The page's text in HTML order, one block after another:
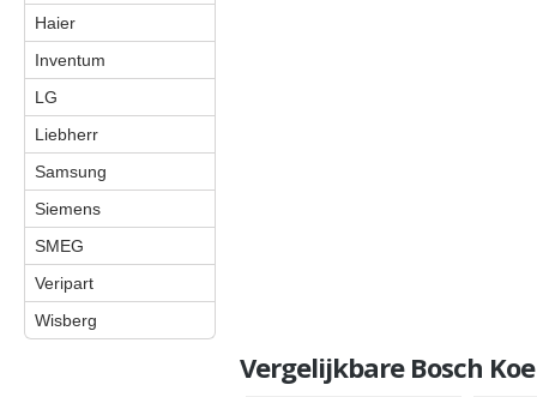
Haier
Inventum
LG
Liebherr
Samsung
Siemens
SMEG
Veripart
Wisberg
Vergelijkbare Bosch